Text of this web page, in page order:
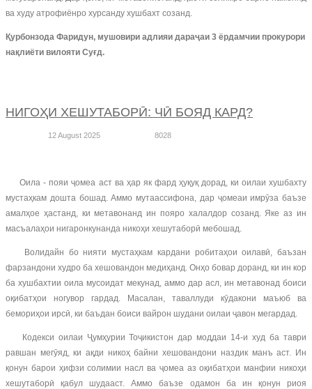
ва худу атрофиёнро хурсанду хушбахт созанд.
Қурбонзода Фаридун, мушовири адлияи дараҷаи 3 ёрдамчии прокурори
нақлиёти вилояти Суғд.
НИГОҲИ ХЕШУТАБОРӢ: ЧӢ БОЯД КАРД?
12 August 2025 8028
Оила - пояи ҷомеа аст ва ҳар як фард ҳуқуқ дорад, ки оилаи хушбахту
мустаҳкам дошта бошад. Аммо мутаассифона, дар ҷомеаи имрӯза баъзе
амалҳое ҳастанд, ки метавонанд ин пояро халалдор созанд. Яке аз ин
масъалаҳои нигаронкунанда никоҳи хешутаборӣ мебошад.
Волидайн бо нияти мустаҳкам кардани робитаҳои оилавӣ, баъзан
фарзандони худро ба хешовандон медиҳанд. Онҳо бовар доранд, ки ин кор
ба хушбахтии оила мусоидат мекунад, аммо дар асл, ин метавонад боиси
оқибатҳои ногувор гардад. Масалан, таваллуди кӯдакони маъюб ва
бемориҳои ирсӣ, ки баъдан боиси вайрон шудани оилаи ҷавон мегардад.
Кодекси оилаи Ҷумҳурии Тоҷикистон дар моддаи 14-и худ ба таври
равшан мегӯяд, ки ақди никоҳ байни хешовандони наздик манъ аст. Ин
қонун барои ҳифзи солимии насл ва ҷомеа аз оқибатҳои манфии никоҳи
хешутаборӣ қабул шудааст. Аммо баъзе одамон ба ин қонун риоя